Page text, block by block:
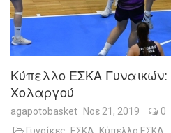
Κύπελλο ΕΣΚΑ Γυναικών:
Χολαργού
agapotobasket Νοε 21, 2019
0